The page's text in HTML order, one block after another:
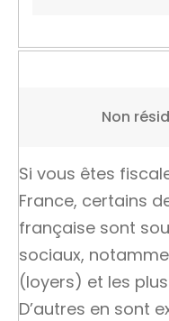
Non
Si vous êtes
France, certains
française sont
sociaux,
(loyers) et les
D’autres en sont